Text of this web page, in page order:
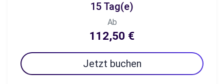
15 Tag(e)
Ab
112,50 €
Jetzt buchen